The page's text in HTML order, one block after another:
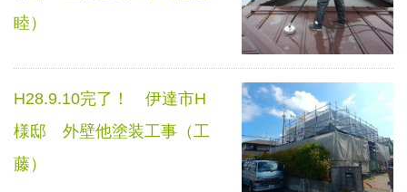
睦）
H28.9.10完了！ 伊達市H
様邸 外壁他塗装工事（工
藤）